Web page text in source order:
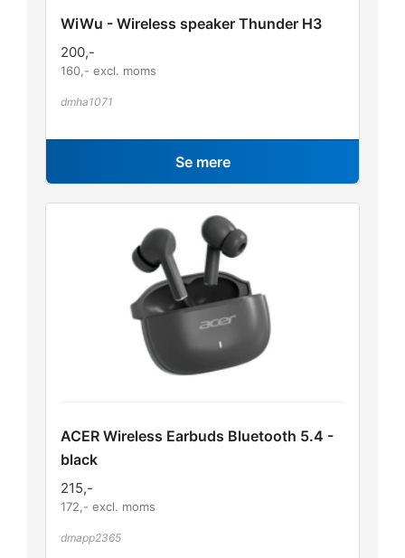
WiWu - Wireless speaker Thunder H3
200,-
160 ,- excl. moms
dmha1071
Se mere
ACER Wireless Earbuds Bluetooth 5.4 -
black
215,-
172 ,- excl. moms
dmapp2365